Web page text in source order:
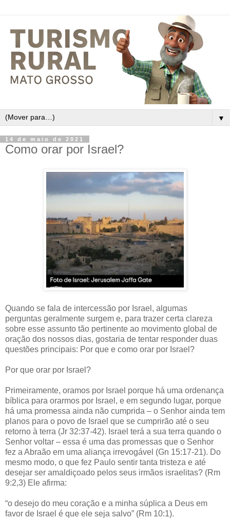
▼
14 de maio de 2021
Como orar por Israel?
Quando se fala de intercessão por Israel, algumas
perguntas geralmente surgem e, para trazer certa clareza
sobre esse assunto tão pertinente ao movimento global de
oração dos nossos dias, gostaria de tentar responder duas
questões principais: Por que e como orar por Israel?
Por que orar por Israel?
Primeiramente, oramos por Israel porque há uma ordenança
bíblica para orarmos por Israel, e em segundo lugar, porque
há uma promessa ainda não cumprida – o Senhor ainda tem
planos para o povo de Israel que se cumprirão até o seu
retorno à terra (Jr 32:37-42). Israel terá a sua terra quando o
Senhor voltar – essa é uma das promessas que o Senhor
fez a Abraão em uma aliança irrevogável (Gn 15:17-21). Do
mesmo modo, o que fez Paulo sentir tanta tristeza e até
desejar ser amaldiçoado pelos seus irmãos israelitas? (Rm
9:2,3) Ele afirma:
“o desejo do meu coração e a minha súplica a Deus em
favor de Israel é que ele seja salvo” (Rm 10:1).